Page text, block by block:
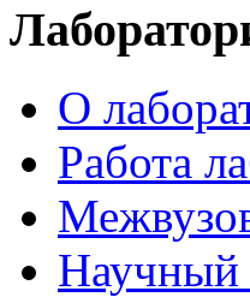
О
Работа
Научный